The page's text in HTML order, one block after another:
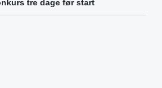
tre dage før start